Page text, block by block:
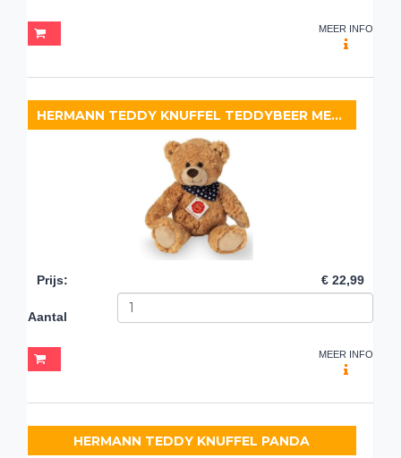
MEER INFO
HERMANN TEDDY KNUFFEL TEDDYBEER MET SJAAL
Prijs: € 22,99
Aantal
MEER INFO
HERMANN TEDDY KNUFFEL PANDA